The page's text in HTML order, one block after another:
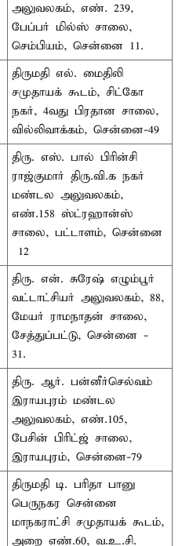
அலுவலகம், எண். 239,
பேப்பர் மில்ஸ் சாலை,
செம்பியம், சென்னை 11.
திருமதி எல். மைதிலி
சமுதாயக் கூடம், சிட்கோ
நகர், 4வது பிரதான சாலை,
வில்லிவாக்கம், சென்னை-49
திரு. எஸ். பால் பிரின்சி
ராஜ்குமார் திரு.வி.க நகர்
மண்டல அலுவலகம்,
எண்.158 ஸ்ட்ரஹான்ஸ்
சாலை, பட்டாளம், சென்னை
– 12
திரு. என். சுரேஷ் எழும்பூர்
வட்டாட்சியர் அலுவலகம், 88,
மேயர் ராமநாதன் சாலை,
சேத்துப்பட்டு, சென்னை -
31.
திரு. ஆர். பன்னீர்செல்வம்
இராயபுரம் மண்டல
அலுவலகம், எண்.105,
பேசின் பிரிட்ஜ் சாலை,
இராயபுரம், சென்னை-79
திருமதி டி. பரிதா பானு
பெருநகர சென்னை
மாநகராட்சி சமுதாயக் கூடம்,
அறை எண்.60, வ.உ.சி.